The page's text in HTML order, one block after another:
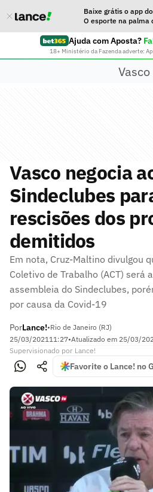
Baixe grátis o app
O esporte na palma
Ajuda com Aposta?
18+ Ministério da Fazenda adverte:
Vasco
Vasco negocia
Sindeclubes
rescisões dos
demitidos
Em nota, Cruz-Maltino divulgou
Coletivo de Trabalho (ACT) será
assembleia do Sindeclubes,
por causa da Covid-19
PorLance!•Rio de Janeiro (RJ)
25/03/202111:27•Atualizado em 25/03/
Supervisionado por Lance!
Favorite o Lance! no